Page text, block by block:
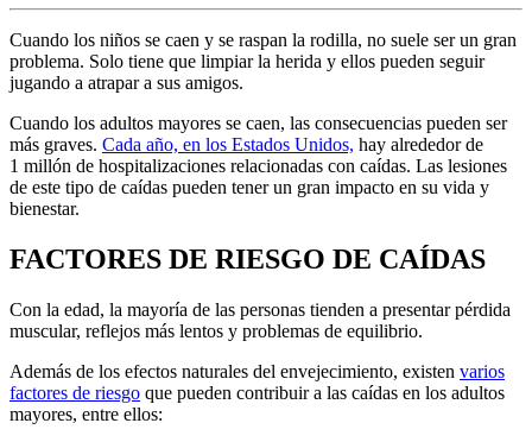
Cuando los niños se caen y se raspan la rodilla, no suele ser un gran
problema. Solo tiene que limpiar la herida y ellos pueden seguir
jugando a atrapar a sus amigos.
Cuando los adultos mayores se caen, las consecuencias pueden ser
más graves. Cada año, en los Estados Unidos, hay alrededor de
1 millón de hospitalizaciones relacionadas con caídas. Las lesiones
de este tipo de caídas pueden tener un gran impacto en su vida y
bienestar.
FACTORES DE RIESGO DE CAÍDAS
Con la edad, la mayoría de las personas tienden a presentar pérdida
muscular, reflejos más lentos y problemas de equilibrio.
Además de los efectos naturales del envejecimiento, existen varios
factores de riesgo que pueden contribuir a las caídas en los adultos
mayores, entre ellos: